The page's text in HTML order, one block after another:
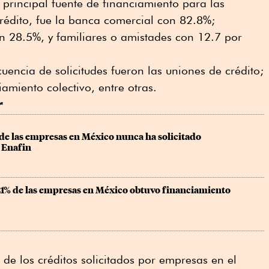
principal fuente de financiamiento para las
fue la banca comercial con 82.8%;
28.5%, y familiares o amistades con 12.7 por
de solicitudes fueron las uniones de crédito;
colectivo, entre otras.
las empresas en México nunca ha solicitado
de las empresas en México obtuvo financiamiento
los créditos solicitados por empresas en el